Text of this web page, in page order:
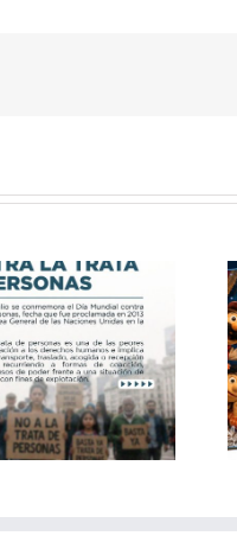
Vacaciones de invierno
con el Consejo